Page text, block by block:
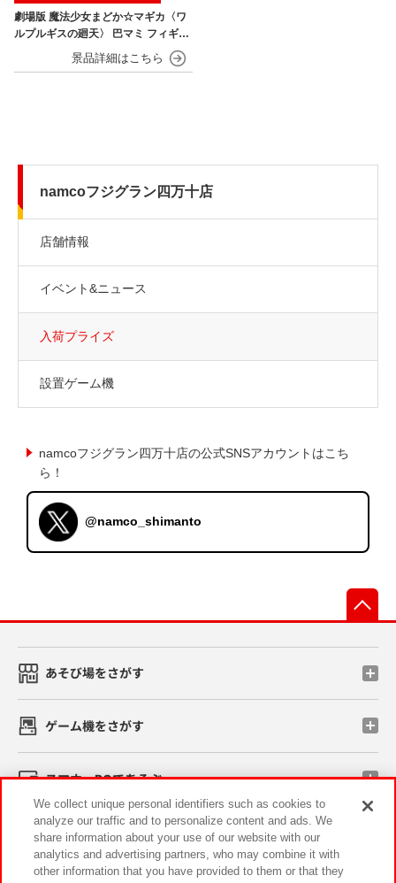
劇場版 魔法少女まどか☆マギカ〈ワ
ルプルギスの廻天〉 巴マミ フィギュ
namcoフジグラン四万十店
店舗情報
イベント&ニュース
入荷プライズ
設置ゲーム機
namcoフジグラン四万十店の公式SNSアカウントはこち
ら！
@namco_shimanto
あそび場をさがす
ゲーム機をさがす
スマホ・PCであそぶ
イベント・キャンペーン
We collect unique personal identifiers such as cookies to
analyze our traffic and to personalize content and ads. We
share information about your use of our website with our
analytics and advertising partners, who may combine it with
other information that you have provided to them or that they